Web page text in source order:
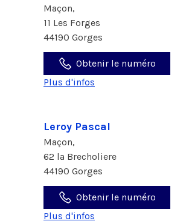
Maçon,
11 Les Forges
44190 Gorges
Obtenir le numéro
Plus d'infos
Leroy Pascal
Maçon,
62 la Brecholiere
44190 Gorges
Obtenir le numéro
Plus d'infos